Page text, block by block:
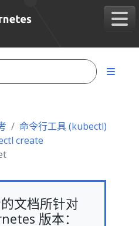
命令行工具 (kubectl)
create
文档所针对
版本：